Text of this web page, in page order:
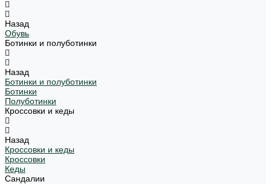
Назад
Обувь
Ботинки и полуботинки
Назад
Ботинки и полуботинки
Ботинки
Полуботинки
Кроссовки и кеды
Назад
Кроссовки и кеды
Кроссовки
Кеды
Сандалии